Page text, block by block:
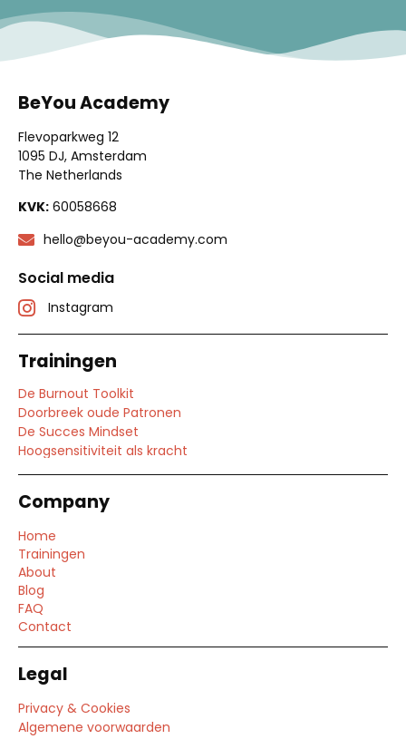
BeYou Academy
Flevoparkweg 12
1095 DJ, Amsterdam
The Netherlands
KVK: 60058668
hello@beyou-academy.com
Social media
Instagram
Trainingen
De Burnout Toolkit
Doorbreek oude Patronen
De Succes Mindset
Hoogsensitiviteit als kracht
Company
Home
Trainingen
About
Blog
FAQ
Contact
Legal
Privacy & Cookies
Algemene voorwaarden